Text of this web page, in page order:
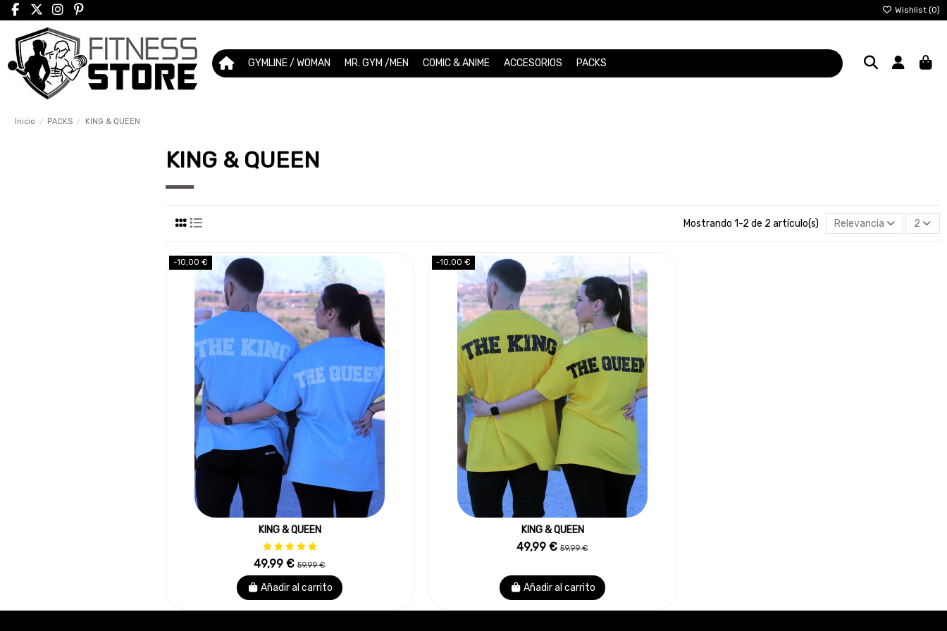
Wishlist (0)
GYMLINE / WOMAN MR. GYM /MEN COMIC & ANIME ACCESORIOS PACKS
Inicio PACKS KING & QUEEN
KING & QUEEN
Mostrando 1-2 de 2 artículo(s) Relevancia 2
-10,00 €
KING & QUEEN
49,99 € 59,99 €
Añadir al carrito
-10,00 €
KING & QUEEN
49,99 € 59,99 €
Añadir al carrito